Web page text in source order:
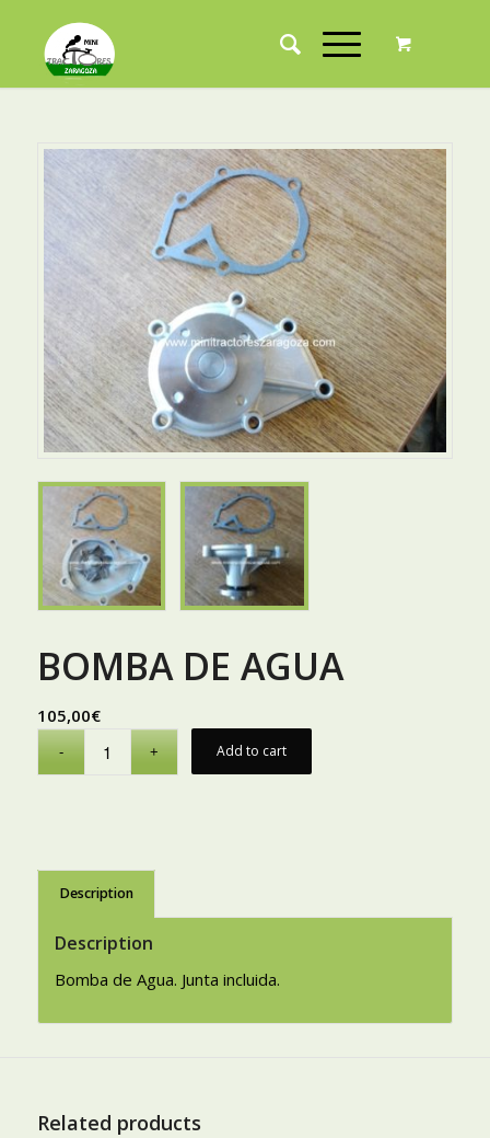
BOMBA DE AGUA
105,00€
Add to cart
Description
Description
Bomba de Agua. Junta incluida.
Related products